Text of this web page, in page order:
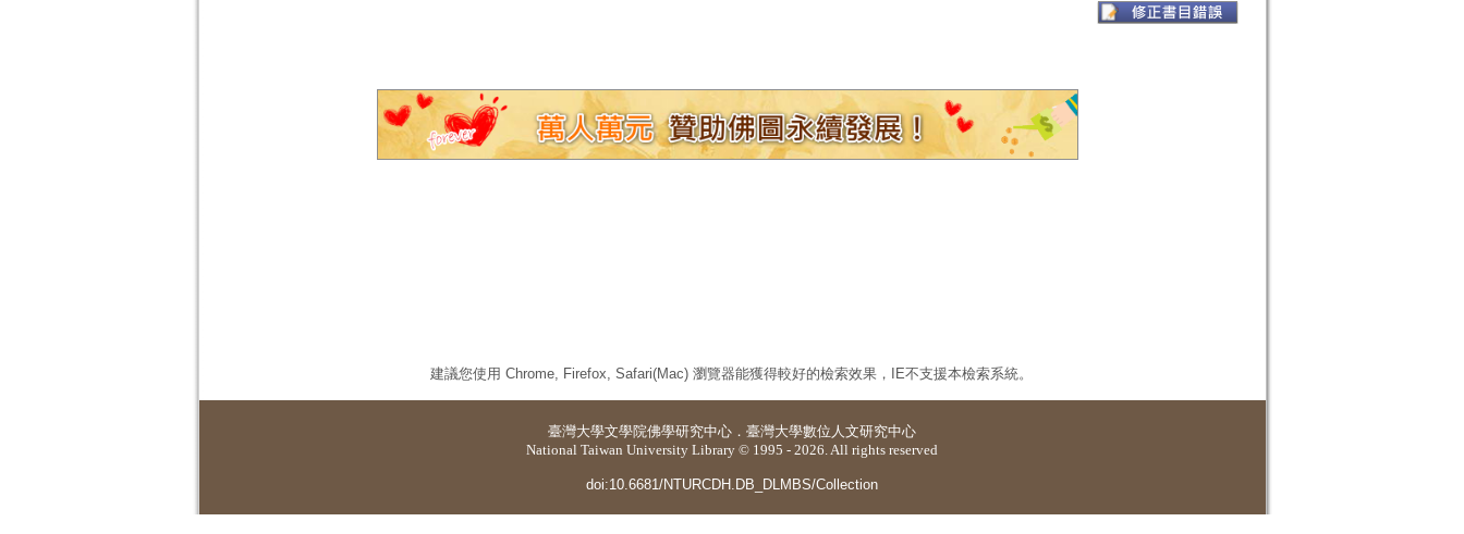
建議您使用 Chrome, Firefox, Safari(Mac) 瀏覽器能獲得較好的檢索效果，IE不支援本檢索系統。
臺灣大學文學院佛學研究中心 ． 臺灣大學數位人文研究中心
National Taiwan University Library © 1995 - 2026. All rights reserved
doi:10.6681/NTURCDH.DB_DLMBS/Collection